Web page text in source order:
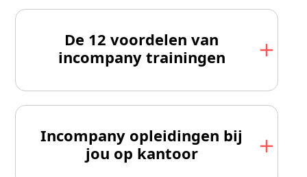
De 12 voordelen van
incompany trainingen
Incompany opleidingen bij
jou op kantoor